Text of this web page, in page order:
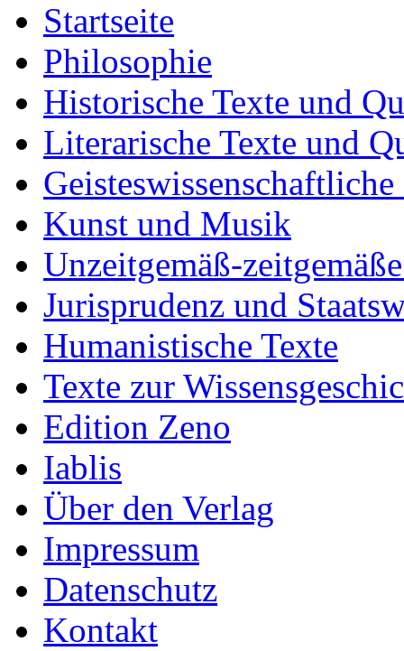
Startseite
Philosophie
Historische Texte und
Literarische Texte und
Kunst und Musik
Unzeitgemäß-
Jurisprudenz und
Humanistische Texte
Texte zur
Edition Zeno
Iablis
Über den Verlag
Impressum
Datenschutz
Kontakt